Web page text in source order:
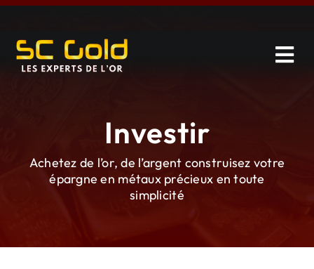
Skip
content
Catalogue
Investir
Achetez de l’or, de l’argent construisez votre
épargne en métaux précieux en toute
simplicité